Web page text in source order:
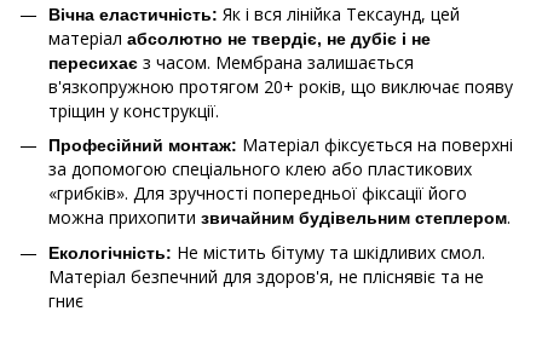
Вічна еластичність: Як і вся лінійка Тексаунд, цей
матеріал абсолютно не твердіє, не дубіє і не
пересихає з часом. Мембрана залишається
в'язкопружною протягом 20+ років, що виключає появу
тріщин у конструкції.
Професійний монтаж: Матеріал фіксується на поверхні
за допомогою спеціального клею або пластикових
«грибків». Для зручності попередньої фіксації його
можна прихопити звичайним будівельним степлером.
Екологічність: Не містить бітуму та шкідливих смол.
Матеріал безпечний для здоров'я, не пліснявіє та не
гниє